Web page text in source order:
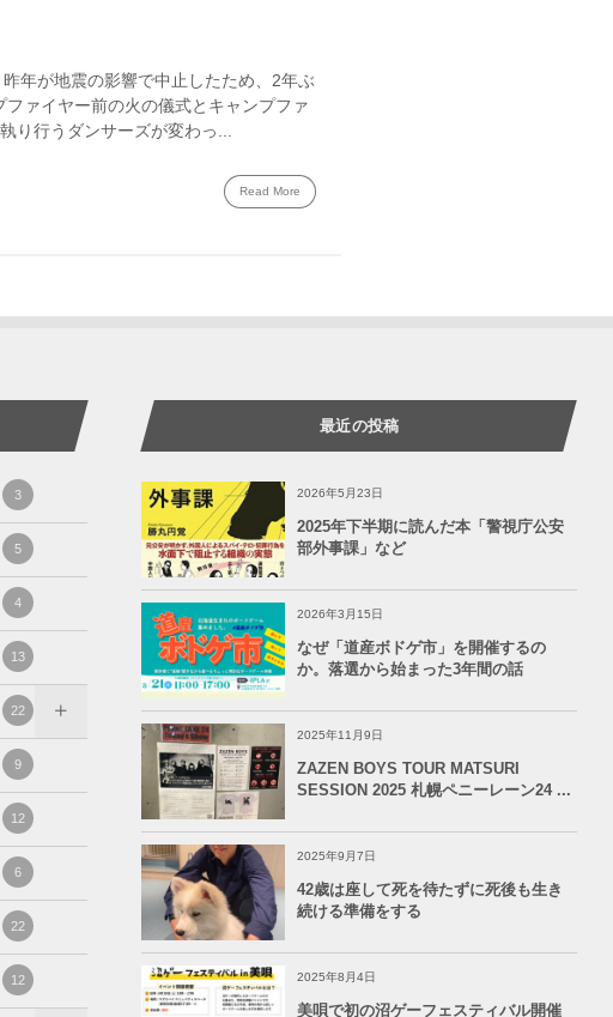
年が地震の影響で中止したため、2年ぶ
ァイヤー前の火の儀式とキャンプファ
り行うダンサーズが変わっ...
Read More
3
5
4
13
22
9
12
6
22
12
最近の投稿
2026年5月23日
2025年下半期に読んだ本「警視庁公安
部外事課」など
2026年3月15日
なぜ「道産ボドゲ市」を開催するの
か。落選から始まった3年間の話
2025年11月9日
ZAZEN BOYS TOUR MATSURI
SESSION 2025 札幌ペニーレーン24 ...
2025年9月7日
42歳は座して死を待たずに死後も生き
続ける準備をする
2025年8月4日
美唄で初の沼ゲーフェスティバル開催